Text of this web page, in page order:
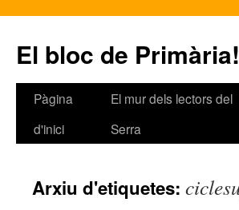
El bloc de Primària!
Vés
Pàgina
d'inici
El mur dels lectors del
Serra
Arxiu d'etiquetes: